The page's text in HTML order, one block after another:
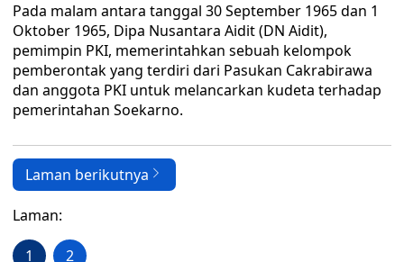
Pada malam antara tanggal 30 September 1965 dan 1
Oktober 1965, Dipa Nusantara Aidit (DN Aidit),
pemimpin PKI, memerintahkan sebuah kelompok
pemberontak yang terdiri dari Pasukan Cakrabirawa
dan anggota PKI untuk melancarkan kudeta terhadap
pemerintahan Soekarno.
Laman berikutnya
Laman:
1 2